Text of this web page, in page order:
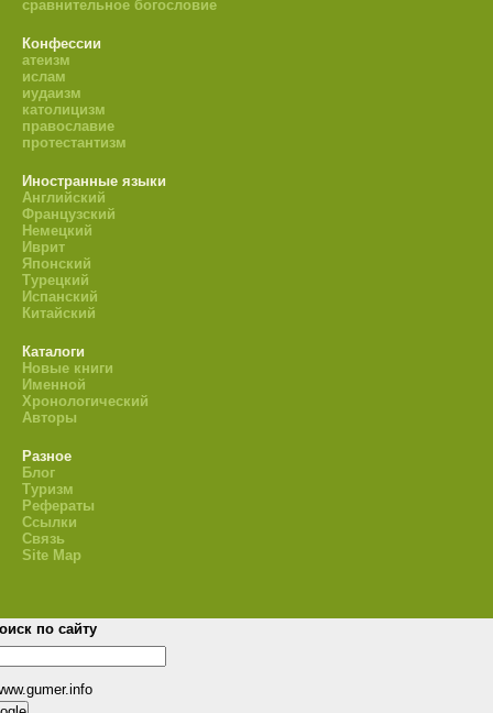
сравнительное богословие
Конфессии
атеизм
ислам
иудаизм
католицизм
православие
протестантизм
Иностранные языки
Английский
Французский
Немецкий
Иврит
Японский
Турецкий
Испанский
Китайский
Каталоги
Новые книги
Именной
Хронологический
Авторы
Разное
Блог
Туризм
Рефераты
Ссылки
Связь
Site Map
по сайту